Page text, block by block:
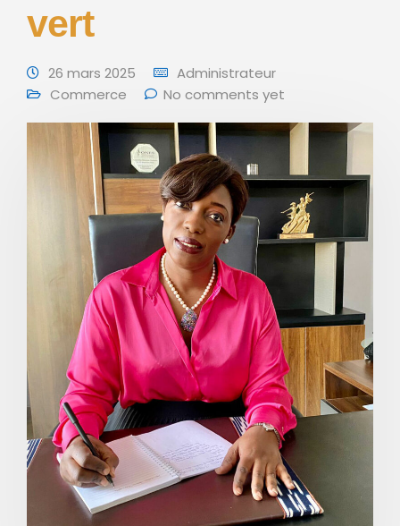
vert
26 mars 2025
Administrateur
Commerce
No comments yet